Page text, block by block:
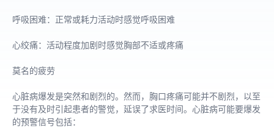
呼吸困难：正常或耗力活动时感觉呼吸困难
心绞痛：活动程度加剧时感觉胸部不适或疼痛
莫名的疲劳
心脏病爆发是突然和剧烈的。然而，胸口疼痛可能并不剧烈，以至
于没有及时引起患者的警觉，延误了求医时间。心脏病可能要爆发
的预警信号包括：